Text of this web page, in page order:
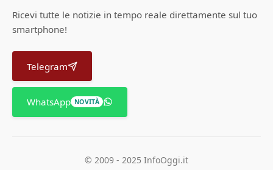
Ricevi tutte le notizie in tempo reale direttamente sul tuo
smartphone!
Telegram
WhatsApp NOVITÀ
© 2009 - 2025 InfoOggi.it